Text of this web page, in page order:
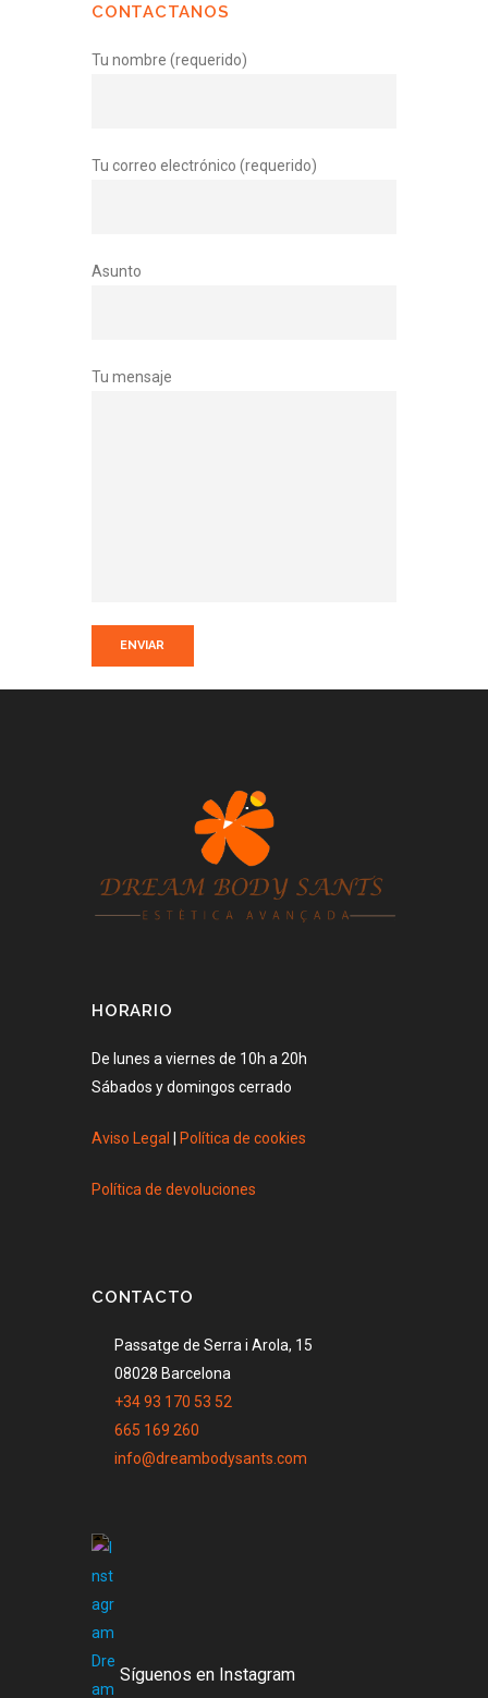
CONTACTANOS
Tu nombre (requerido)
Tu correo electrónico (requerido)
Asunto
Tu mensaje
HORARIO
De lunes a viernes de 10h a 20h
Sábados y domingos cerrado
Aviso Legal Política de cookies
Política de devoluciones
CONTACTO
Passatge de Serra i Arola, 15
08028 Barcelona
+34 93 170 53 52
665 169 260
info@dreambodysants.com
Síguenos en Instagram